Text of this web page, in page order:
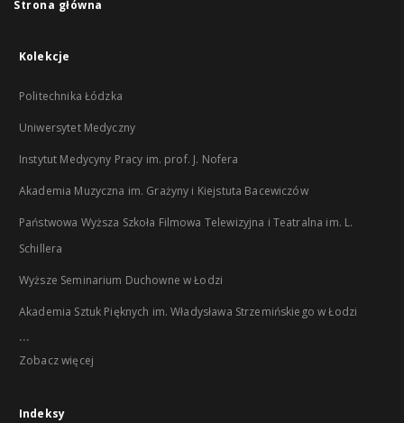
Strona główna
Kolekcje
Politechnika Łódzka
Uniwersytet Medyczny
Instytut Medycyny Pracy im. prof. J. Nofera
Akademia Muzyczna im. Grażyny i Kiejstuta Bacewiczów
Państwowa Wyższa Szkoła Filmowa Telewizyjna i Teatralna im. L.
Schillera
Wyższe Seminarium Duchowne w Łodzi
Akademia Sztuk Pięknych im. Władysława Strzemińskiego w Łodzi
...
Zobacz więcej
Indeksy